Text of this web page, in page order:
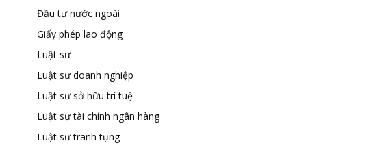
Đầu tư nước ngoài
Giấy phép lao động
Luật sư
Luật sư doanh nghiệp
Luật sư sở hữu trí tuệ
Luật sư tài chính ngân hàng
Luật sư tranh tụng